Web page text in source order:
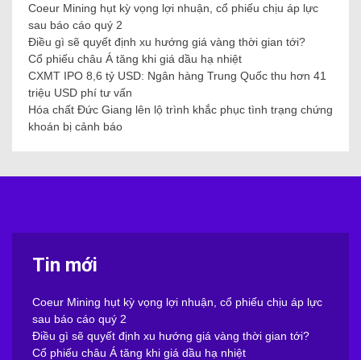
Coeur Mining hụt kỳ vọng lợi nhuận, cổ phiếu chịu áp lực
sau báo cáo quý 2
Điều gì sẽ quyết định xu hướng giá vàng thời gian tới?
Cổ phiếu châu Á tăng khi giá dầu hạ nhiệt
CXMT IPO 8,6 tỷ USD: Ngân hàng Trung Quốc thu hơn 41
triệu USD phí tư vấn
Hóa chất Đức Giang lên lộ trình khắc phục tình trạng chứng
khoán bị cảnh báo
Tin mới
Coeur Mining hụt kỳ vọng lợi nhuận, cổ phiếu chịu áp lực
sau báo cáo quý 2
Điều gì sẽ quyết định xu hướng giá vàng thời gian tới?
Cổ phiếu châu Á tăng khi giá dầu hạ nhiệt